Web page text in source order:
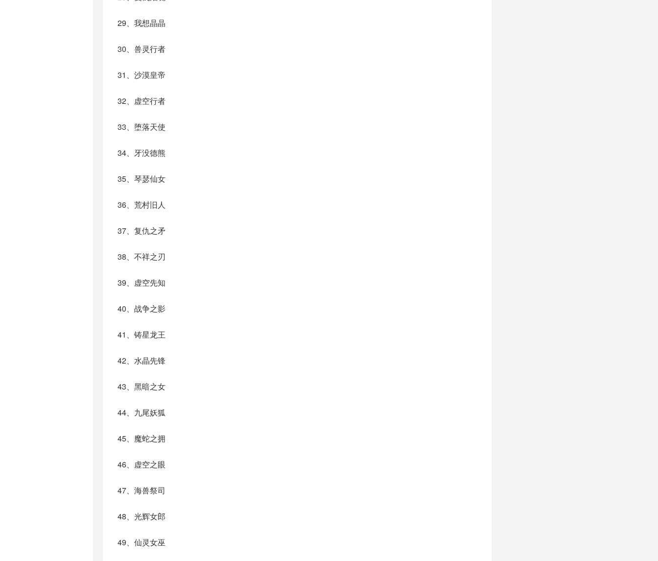
29、我想晶晶
30、兽灵行者
31、沙漠皇帝
32、虚空行者
33、堕落天使
34、牙没德熊
35、琴瑟仙女
36、荒村旧人
37、复仇之矛
38、不祥之刃
39、虚空先知
40、战争之影
41、铸星龙王
42、水晶先锋
43、黑暗之女
44、九尾妖狐
45、魔蛇之拥
46、虚空之眼
47、海兽祭司
48、光辉女郎
49、仙灵女巫